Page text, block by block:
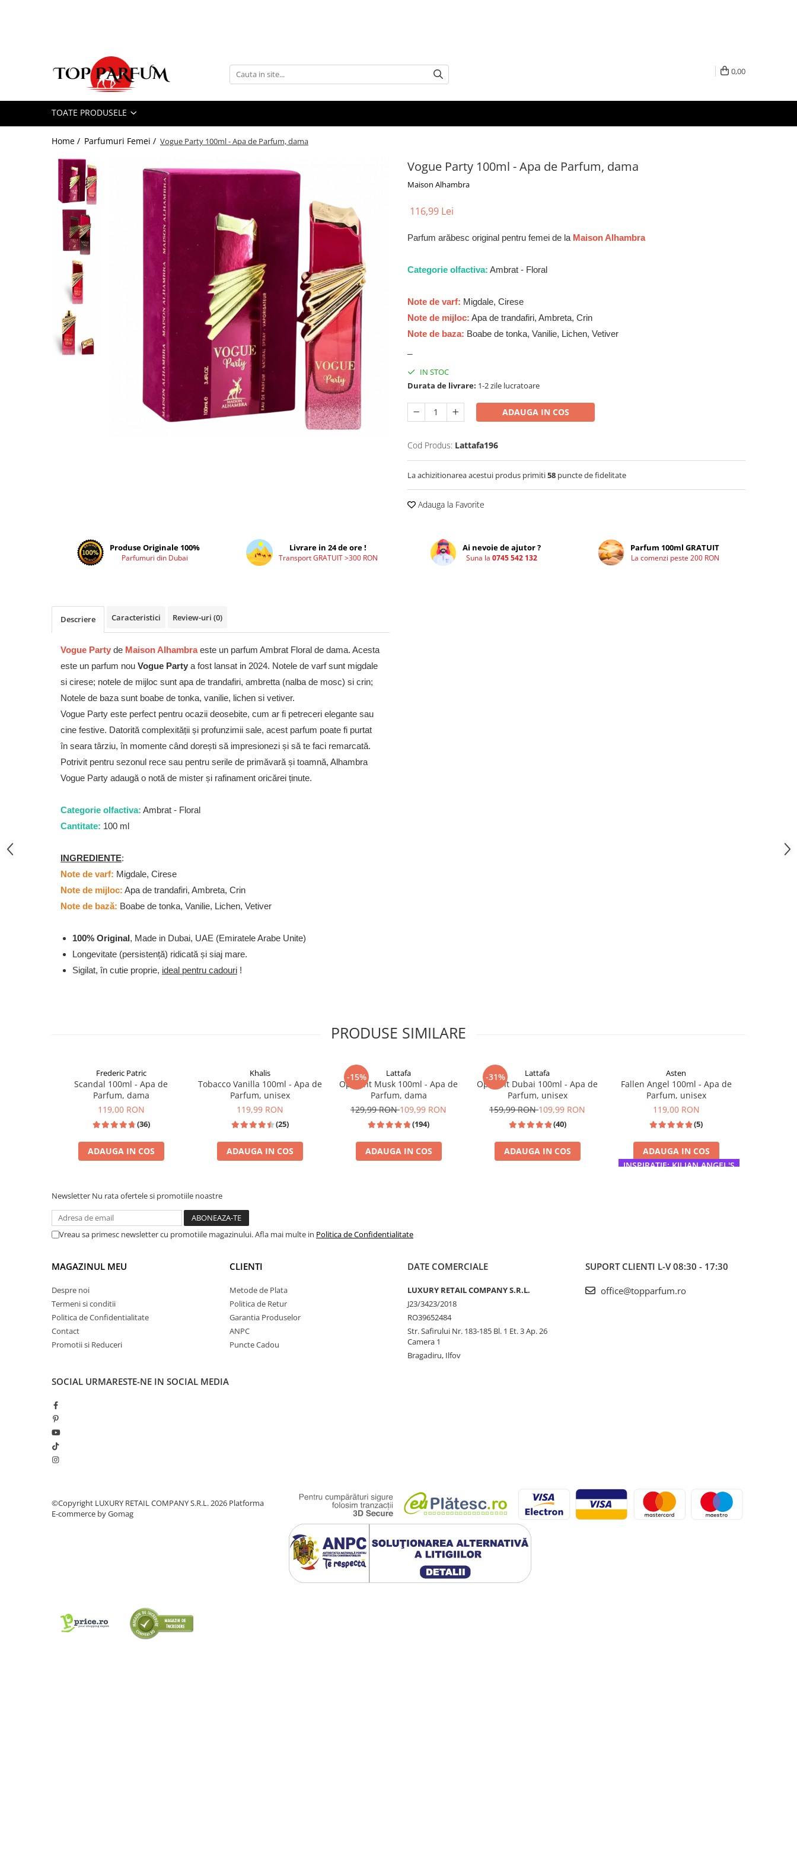
Seturi Parfumuri
Pachete BARBATI
Parfumuri Barbati
Parfumuri Unisex
Tipuri Parfumuri
Parfumuri Citrice
Parfumuri Condimentate
Parfumuri Dulci
Parfumuri Exotice
Parfumuri Fresh
Parfumuri Florale
Parfumuri Fructate
Cadouri pentru EA
Al Fakhr Perfumes
Athoor Al Alam
French Avenue
Grandeur Elite
Jenny Glow
Maison Alhambra
Montage Brands
Parfumuri Clona Originale
Parfumuri clona / Dupes
0,00
TOATE PRODUSELE
Home / Parfumuri Femei / Vogue Party 100ml - Apa de Parfum, dama
Vogue Party 100ml - Apa de Parfum, dama
Maison Alhambra
116,99 Lei
Parfum arăbesc original pentru femei de la Maison Alhambra
Categorie olfactiva: Ambrat - Floral
Note de varf: Migdale, Cirese
Note de mijloc: Apa de trandafiri, Ambreta, Crin
Note de baza: Boabe de tonka, Vanilie, Lichen, Vetiver
IN STOC
Durata de livrare: 1-2 zile lucratoare
ADAUGA IN COS
Cod Produs: Lattafa196
La achizitionarea acestui produs primiti58 puncte de fidelitate
Adauga la Favorite
Produse Originale 100%
Parfumuri din Dubai
Livrare in 24 de ore !
Transport GRATUIT >300 RON
Ai nevoie de ajutor ?
Suna la 0745 542 132
Parfum 100ml GRATUIT
La comenzi peste 200 RON
Descriere Caracteristici Review-uri (0)
Vogue Party de Maison Alhambraeste un parfum Ambrat Floral de dama. Acesta
este un parfum nou Vogue Party a fost lansat in 2024. Notele de varf sunt migdale
si cirese; notele de mijloc sunt apa de trandafiri, ambretta (nalba de mosc) si crin;
Notele de baza sunt boabe de tonka, vanilie, lichen si vetiver.
Vogue Party este perfect pentru ocazii deosebite, cum ar fi petreceri elegante sau
cine festive. Datorită complexității și profunzimii sale, acest parfum poate fi purtat
în seara târziu, în momente când dorești să impresionezi și să te faci remarcată.
Potrivit pentru sezonul rece sau pentru serile de primăvară și toamnă, Alhambra
Vogue Party adaugă o notă de mister și rafinament oricărei ținute.
Categorie olfactiva: Ambrat - Floral
Cantitate: 100 ml
INGREDIENTE:
Note de varf: Migdale, Cirese
Note de mijloc: Apa de trandafiri, Ambreta, Crin
Note de bază: Boabe de tonka, Vanilie, Lichen, Vetiver
100% Original, Made in Dubai, UAE (Emiratele Arabe Unite)
Longevitate (persistență) ridicată și siaj mare.
Sigilat, în cutie proprie, ideal pentru cadouri !
PRODUSE SIMILARE
Frederic Patric
Scandal 100ml - Apa de
Parfum, dama
119,00 RON
(36)
ADAUGA IN COS
Khalis
Tobacco Vanilla 100ml - Apa de
Parfum, unisex
119,99 RON
(25)
ADAUGA IN COS
-15% Lattafa
Opulent Musk 100ml - Apa de
Parfum, dama
129,99 RON109,99 RON
(194)
ADAUGA IN COS
-31% Lattafa
Opulent Dubai 100ml - Apa de
Parfum, unisex
159,99 RON109,99 RON
(40)
ADAUGA IN COS
INSPIRATIE: KILIAN ANGEL'S
Asten
Fallen Angel 100ml - Apa de
Parfum, unisex
119,00 RON
(5)
ADAUGA IN COS
Newsletter Nu rata ofertele si promotiile noastre
Vreau sa primesc newsletter cu promotiile magazinului. Afla mai multe in Politica de Confidentialitate
MAGAZINUL MEU
Despre noi
Termeni si conditii
Politica de Confidentialitate
Contact
Promotii si Reduceri
CLIENTI
Metode de Plata
Politica de Retur
Garantia Produselor
ANPC
Puncte Cadou
DATE COMERCIALE
LUXURY RETAIL COMPANY S.R.L.
J23/3423/2018
RO39652484
Str. Safirului Nr. 183-185 Bl. 1 Et. 3 Ap. 26
Camera 1
Bragadiru, Ilfov
SUPORT CLIENTI L-V 08:30 - 17:30
office@topparfum.ro
SOCIAL URMARESTE-NE IN SOCIAL MEDIA
©Copyright LUXURY RETAIL COMPANY S.R.L. 2026 Platforma
E-commerce by Gomag